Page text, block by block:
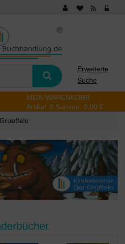
Erweiterte
Suche
MEIN WARENKORB
Artikel: 0 Summe: 0,00 €
Grueffelo